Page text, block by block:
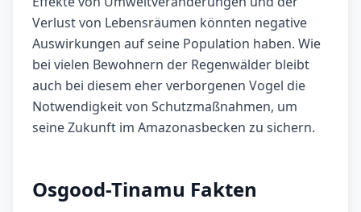
Verlust von Lebensräumen könnten negative
Auswirkungen auf seine Population haben. Wie
bei vielen Bewohnern der Regenwälder bleibt
auch bei diesem eher verborgenen Vogel die
Notwendigkeit von Schutzmaßnahmen, um
seine Zukunft im Amazonasbecken zu sichern.
Osgood-Tinamu Fakten